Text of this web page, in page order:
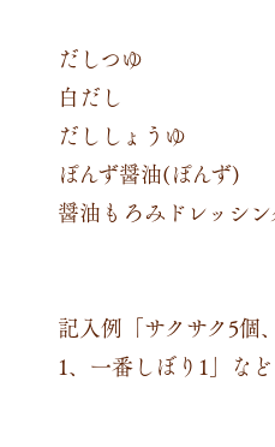
だしつゆ
白だし
だししょうゆ
ぽんず醤油(ぽんず)
醤油もろみドレッシ
記入例「サクサク5個
1、一番しぼり1」など